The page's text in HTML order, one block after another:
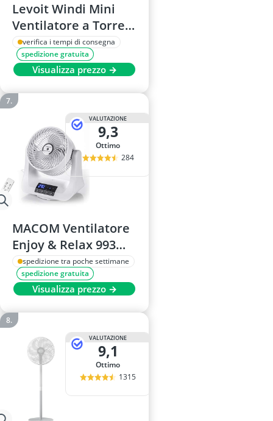
Levoit Windi Mini
Ventilatore a Torre
Compatto – 20 dB, 7
m/s
verifica i tempi di consegna
spedizione gratuita
Visualizza prezzo →
VALUTAZIONE
9,3
Ottimo
284
MACOM Ventilatore
Enjoy & Relax 993
Tornado con ventole
Vortex, oscillazione
doppia automatica, 3
velocità, timer,
telecomando e
display temperatura
ambiente
spedizione tra poche settimane
spedizione gratuita
Visualizza prezzo →
VALUTAZIONE
9,1
Ottimo
1315